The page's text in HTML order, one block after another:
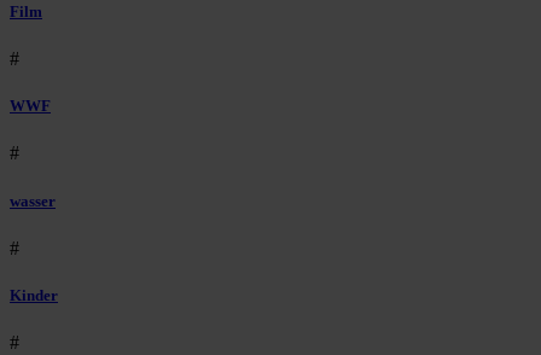
Film
#
WWF
#
wasser
#
Kinder
#